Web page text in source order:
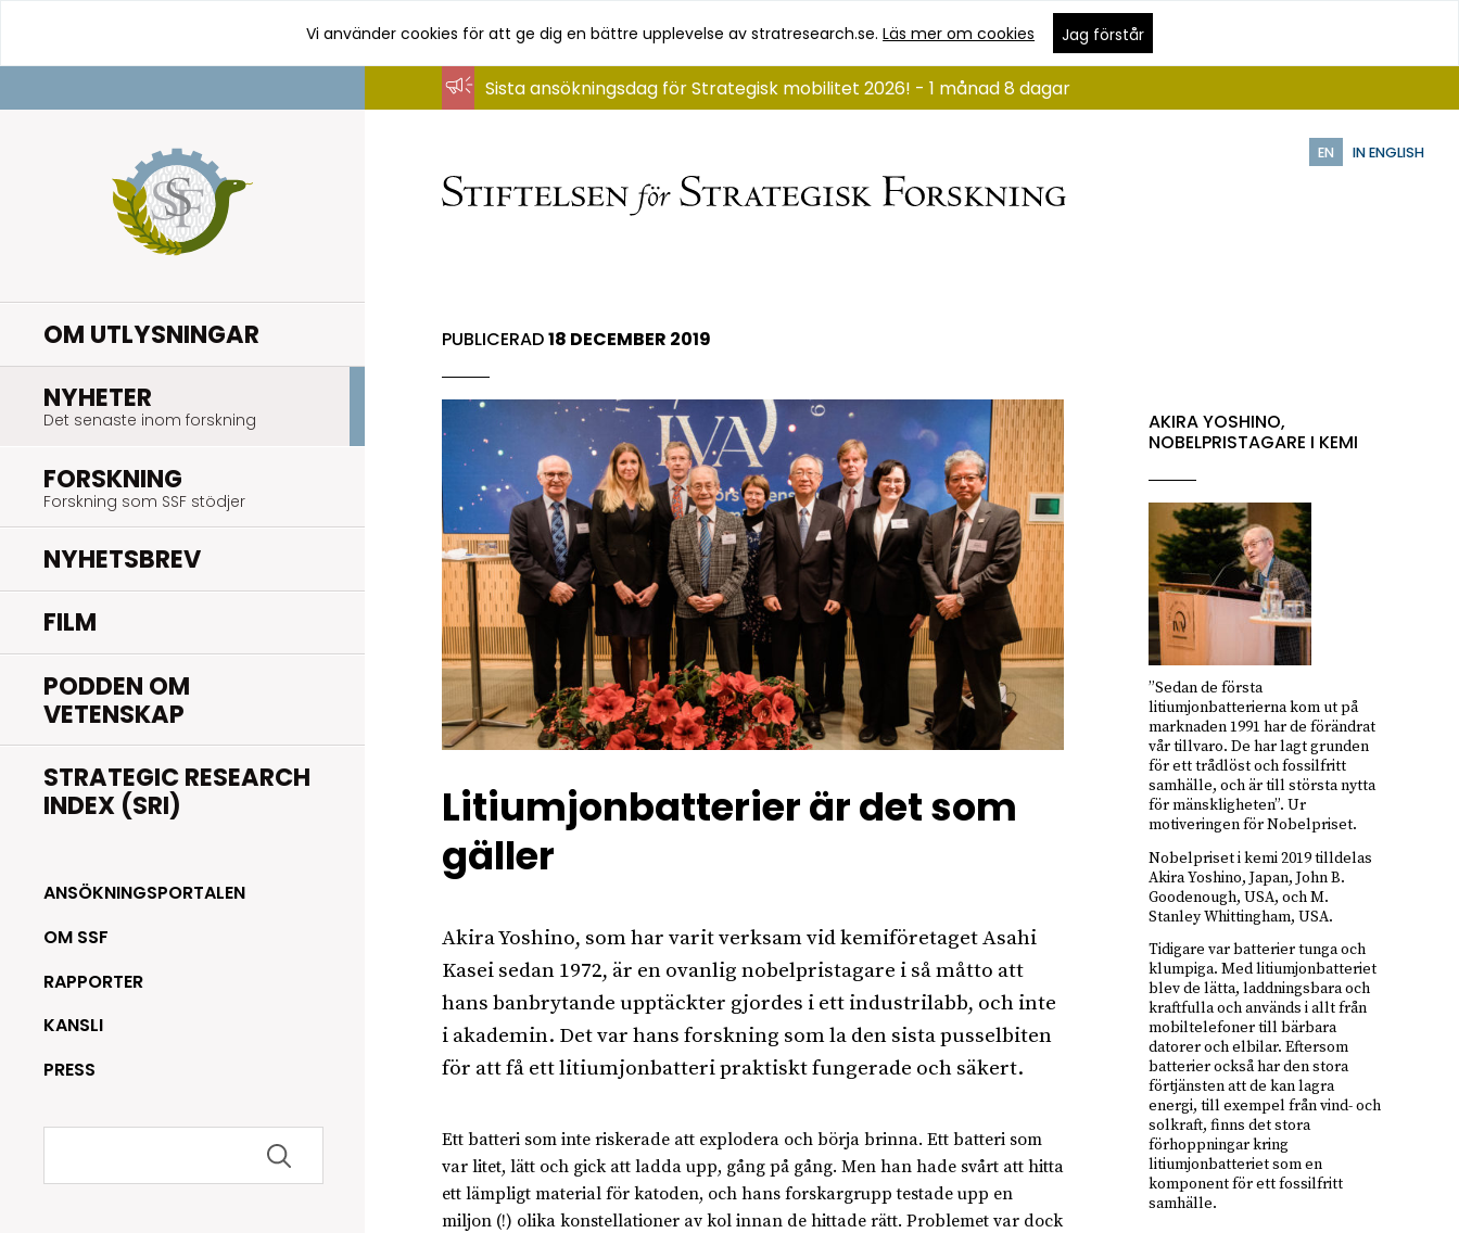
innehåll
Vi använder cookies för att ge dig en bättre upplevelse av stratresearch.se.Läs mer om cookies Jag förstår
EN IN ENGLISH
OM UTLYSNINGAR
NYHETER
Det senaste inom forskning
FORSKNING
Forskning som SSF stödjer
NYHETSBREV
FILM
PODDEN OM
VETENSKAP
STRATEGIC RESEARCH
INDEX (SRI)
ANSÖKNINGSPORTALEN
OM SSF
RAPPORTER
KANSLI
PRESS
Sök
Sista ansökningsdag för Strategisk mobilitet 2026! - 1 månad 8 dagar
PUBLICERAD18 DECEMBER 2019
Litiumjonbatterier är det som
gäller
Akira Yoshino, som har varit verksam vid kemiföretaget Asahi
Kasei sedan 1972, är en ovanlig nobelpristagare i så måtto att
hans banbrytande upptäckter gjordes i ett industrilabb, och inte
i akademin. Det var hans forskning som la den sista pusselbiten
för att få ett litiumjonbatteri praktiskt fungerade och säkert.
Ett batteri som inte riskerade att explodera och börja brinna. Ett batteri som
var litet, lätt och gick att ladda upp, gång på gång. Men han hade svårt att hitta
ett lämpligt material för katoden, och hans forskargrupp testade upp en
miljon (!) olika konstellationer av kol innan de hittade rätt. Problemet var dock
AKIRA YOSHINO,
NOBELPRISTAGARE I KEMI
”Sedan de första
litiumjonbatterierna kom ut på
marknaden 1991 har de förändrat
vår tillvaro. De har lagt grunden
för ett trådlöst och fossilfritt
samhälle, och är till största nytta
för mänskligheten”. Ur
motiveringen för Nobelpriset.
Nobelpriset i kemi 2019 tilldelas
Akira Yoshino, Japan, John B.
Goodenough, USA, och M.
Stanley Whittingham, USA.
Tidigare var batterier tunga och
klumpiga. Med litiumjonbatteriet
blev de lätta, laddningsbara och
kraftfulla och används i allt från
mobiltelefoner till bärbara
datorer och elbilar. Eftersom
batterier också har den stora
förtjänsten att de kan lagra
energi, till exempel från vind- och
solkraft, finns det stora
förhoppningar kring
litiumjonbatteriet som en
komponent för ett fossilfritt
samhälle.